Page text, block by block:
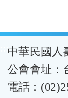
:::中華民國人
公會會址：
電話：